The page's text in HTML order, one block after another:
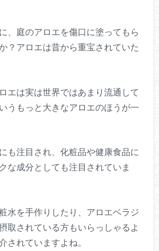
、庭のアロエを傷口に塗ってもら
？アロエは昔から重宝されていた
エは実は世界ではあまり流通して
うもっと大きなアロエのほうが一
も注目され、化粧品や健康食品に
な成分としても注目されていま
水を手作りしたり、アロエベラジ
取されている方もいらっしゃるよ
されていますよね。